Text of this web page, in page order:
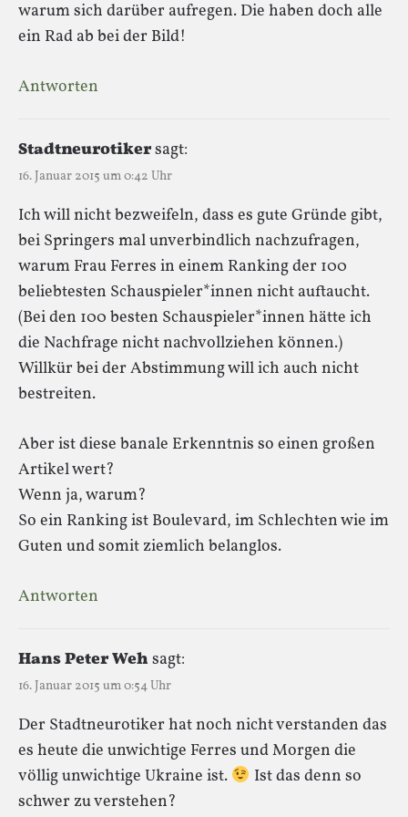
warum sich darüber aufregen. Die haben doch alle
ein Rad ab bei der Bild!
Antworten
Stadtneurotikersagt:
16. Januar 2015 um 0:42 Uhr
Ich will nicht bezweifeln, dass es gute Gründe gibt,
bei Springers mal unverbindlich nachzufragen,
warum Frau Ferres in einem Ranking der 100
beliebtesten Schauspieler*innen nicht auftaucht.
(Bei den 100 besten Schauspieler*innen hätte ich
die Nachfrage nicht nachvollziehen können.)
Willkür bei der Abstimmung will ich auch nicht
bestreiten.
Aber ist diese banale Erkenntnis so einen großen
Artikel wert?
Wenn ja, warum?
So ein Ranking ist Boulevard, im Schlechten wie im
Guten und somit ziemlich belanglos.
Antworten
Hans Peter Weh sagt:
16. Januar 2015 um 0:54 Uhr
Der Stadtneurotiker hat noch nicht verstanden das
es heute die unwichtige Ferres und Morgen die
völlig unwichtige Ukraine ist.
Ist das denn so
schwer zu verstehen?